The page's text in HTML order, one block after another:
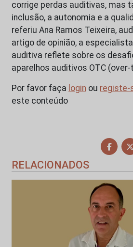
corrige perdas auditivas, mas
inclusão, a autonomia e a
referiu Ana Ramos Teixeira,
artigo de opinião, a
auditiva reflete sobre os
aparelhos auditivos OTC
Por favor faça login ou registe-
este conteúdo
RELACIONADOS